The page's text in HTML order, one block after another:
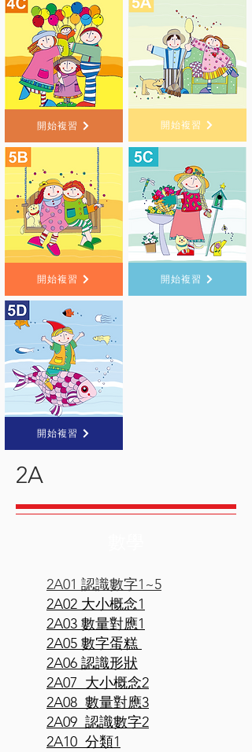
開始複習 開始複習
開始複習 開始複習
開始複習
2A
​2A01 認識數字1~5
2A02 大小概念1
2A03 數量對應1
2A05 數字蛋糕
2A06 認識形狀
2A07 大小概念2
2A08 數量對應3
2A09 認識數字2
2A10 分類1